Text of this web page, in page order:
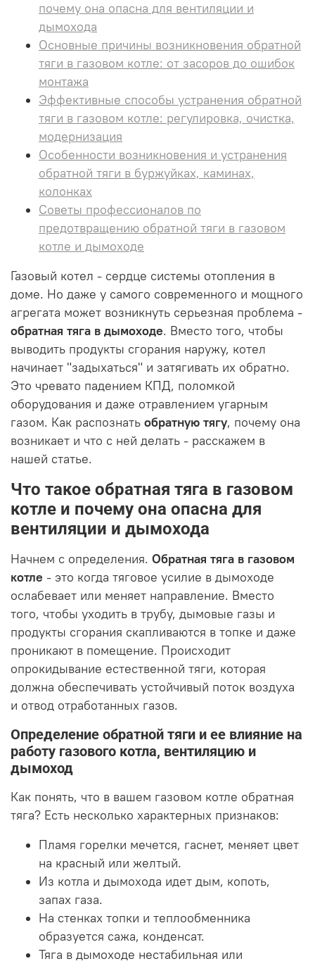
почему она опасна для вентиляции и
дымохода
Основные причины возникновения обратной
тяги в газовом котле: от засоров до ошибок
монтажа
Эффективные способы устранения обратной
тяги в газовом котле: регулировка, очистка,
модернизация
Особенности возникновения и устранения
обратной тяги в буржуйках, каминах,
колонках
Советы профессионалов по
предотвращению обратной тяги в газовом
котле и дымоходе
Газовый котел - сердце системы отопления в
доме. Но даже у самого современного и мощного
агрегата может возникнуть серьезная проблема -
обратная тяга в дымоходе. Вместо того, чтобы
выводить продукты сгорания наружу, котел
начинает "задыхаться" и затягивать их обратно.
Это чревато падением КПД, поломкой
оборудования и даже отравлением угарным
газом. Как распознать обратную тягу, почему она
возникает и что с ней делать - расскажем в
нашей статье.
Что такое обратная тяга в газовом
котле и почему она опасна для
вентиляции и дымохода
Начнем с определения. Обратная тяга в газовом
котле - это когда тяговое усилие в дымоходе
ослабевает или меняет направление. Вместо
того, чтобы уходить в трубу, дымовые газы и
продукты сгорания скапливаются в топке и даже
проникают в помещение. Происходит
опрокидывание естественной тяги, которая
должна обеспечивать устойчивый поток воздуха
и отвод отработанных газов.
Определение обратной тяги и ее влияние на
работу газового котла, вентиляцию и
дымоход
Как понять, что в вашем газовом котле обратная
тяга? Есть несколько характерных признаков:
Пламя горелки мечется, гаснет, меняет цвет
на красный или желтый.
Из котла и дымохода идет дым, копоть,
запах газа.
На стенках топки и теплообменника
образуется сажа, конденсат.
Тяга в дымоходе нестабильная или